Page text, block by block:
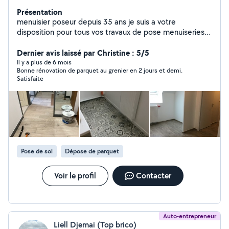
Présentation
menuisier poseur depuis 35 ans je suis a votre
disposition pour tous vos travaux de pose menuiseries
,portes , montage de meubles , pose cuisine , parquet
etc je peut aussi faire la fourniture sur certain produit
comme la création sur mesure de verrière type atelier
avec ou sans ouvrant, le parquet ,et toute la menuiserie
portes, fenêtres,volets ,Velux . produit français garantie
constructeur Déplacement pour devis gratuit
Dernier avis laissé par Christine : 5/5
Il y a plus de 6 mois
Bonne rénovation de parquet au grenier en 2 jours et demi.
Satisfaite
Pose de sol Dépose de parquet
Voir le profil Contacter
Auto-entrepreneur
Liell Djemai (Top brico)